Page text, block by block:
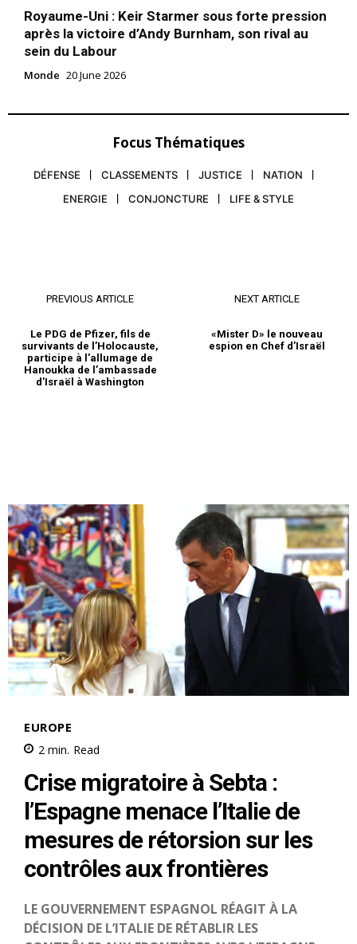
le1.ma
l'intelligence de
l'information
Insight Publications
À propos
Nous contacter
Formules d’abonnement
Royaume-Uni : Keir Starmer sous forte pression
après la victoire d’Andy Burnham, son rival au
sein du Labour
Monde 20 June 2026
Focus Thématiques
DÉFENSE CLASSEMENTS JUSTICE
NATION
ENERGIE
CONJONCTURE LIFE & STYLE
PREVIOUS ARTICLE
Le PDG de Pfizer, fils de
survivants de l’Holocauste,
participe à l’allumage de
Hanoukka de l’ambassade
d’Israël à Washington
NEXT ARTICLE
«Mister D» le nouveau
espion en Chef d’Israël